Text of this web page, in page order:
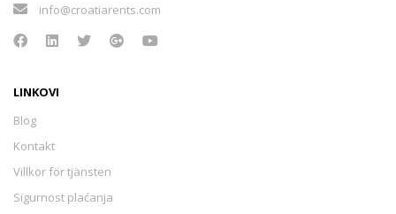
info@croatiarents.com
LINKOVI
Blog
Kontakt
Villkor för tjänsten
Sigurnost plaćanja